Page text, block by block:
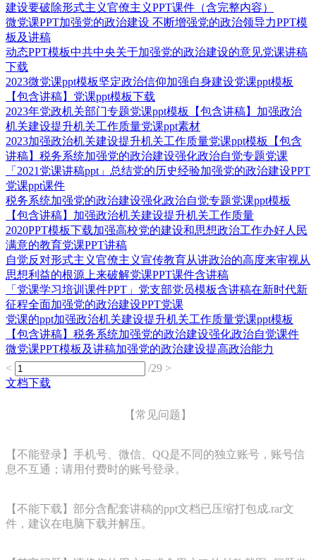
建设要破除形式主义官僚主义PPT课件（含完整内容）
微党课PPT加强党的政治建设 不断增强党的政治领导力PPT模
板及讲稿
动态PPT模板中共中央关于加强党的政治建设的意见党课讲稿
下载
2023微党课ppt模板坚定政治信仰加强自身建设党课ppt模板
【包含讲稿】党课ppt模板下载
2023年党政机关部门专题党课ppt模板【包含讲稿】加强政治
机关建设提升机关工作质量党课ppt素材
2023加强政治机关建设提升机关工作质量党课ppt模板【包含
讲稿】税务系统加强党的政治建设强化政治自觉专题党课
「2021党课讲稿ppt」总结党的历史经验加强党的政治建设PPT
党课ppt课件
税务系统加强党的政治建设强化政治自觉专题党课ppt模板
【包含讲稿】加强政治机关建设提升机关工作质量
2020PPT模板下载加强高校党的建设和思想政治工作办好人民
满意的教育党课PPT讲稿
自觉反对形式主义官僚主义宣传教育从讲政治的高度来审视从
思想利益的根源上来破解党课PPT课件含讲稿
「党课学习培训课件PPT」党支部党员模板含讲稿在新时代新
征程全面加强党的政治建设PPT党课
党课的ppt加强政治机关建设提升机关工作质量党课ppt模板
【包含讲稿】税务系统加强党的政治建设强化政治自觉课件
微党课PPT模板及讲稿加强党的政治建设提高政治能力
<
/29 >
文档下载
【常见问题】
【不能登录】手机号、微信、QQ是不同的独立账号，账号信
息不互通；请用付费时的账号登录。
【不能下载】部分含配套讲稿的ppt文档已压缩打包成.rar文
件，建议在电脑下载并解压。